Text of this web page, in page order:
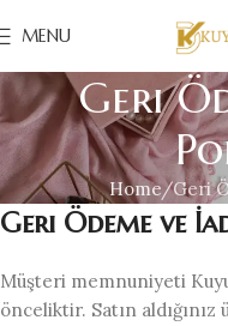
MENU
Geri
Home Geri
Geri Ödeme ve
Müşteri memnuniyeti
önceliktir. Satın